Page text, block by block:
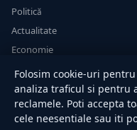
Politică
Actualitate
Economie
Sănătate
Utile
RUBRICI
Folosim cookie-uri
analiza traficul si pentru
reclamele. Poti accepta
cele neesentiale sau iti